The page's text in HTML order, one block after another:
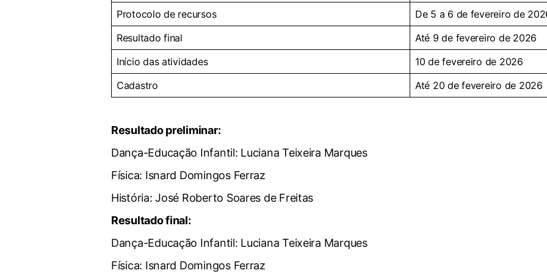
Protocolo de recursos
De 5 a 6 de fevereiro de
Resultado final
Até 9 de fevereiro de 2026
Início das atividades
10 de fevereiro de 2026
Cadastro
Até 20 de fevereiro de 2026
Resultado preliminar:
Dança-Educação Infantil: Luciana Teixeira Marques
Física: Isnard Domingos Ferraz
História: José Roberto Soares de Freitas
Resultado final:
Dança-Educação Infantil: Luciana Teixeira Marques
Física: Isnard Domingos Ferraz